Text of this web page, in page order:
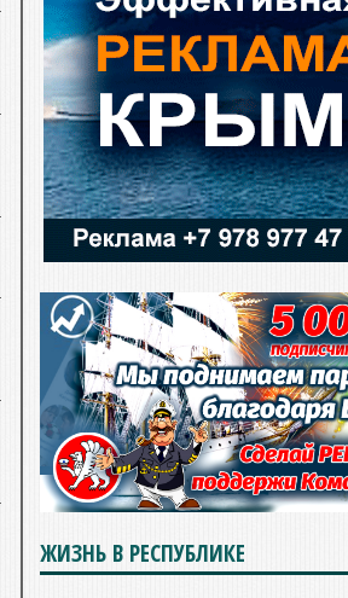
ЖИЗНЬ В РЕСПУБЛИКЕ